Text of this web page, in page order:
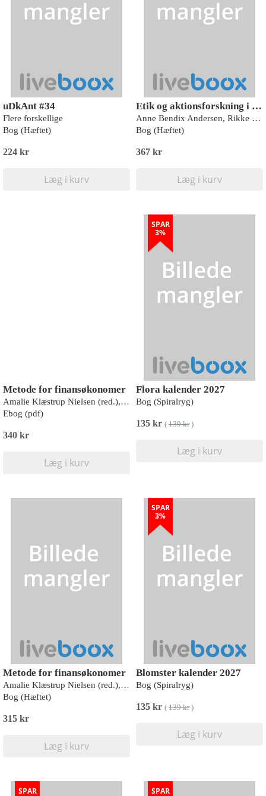
uDkAnt #34
Flere forskellige
Bog (Hæftet)
224 kr
Læg i kurv
Etik og aktionsforskning i sundhedsvæsenet
Anne Bendix Andersen, Rikke Buus Bøje, Nanna Ruengkratok Lang, Aase Marie Ottesen (red.)
Bog (Hæftet)
367 kr
Læg i kurv
Metode for finansøkonomer
Amalie Klæstrup Nielsen (red.), Lars Brian Bach, Søren Møller Jensen, Søren Kreilgaard, Nikolaj Hübertz Mortensen, Søren Lund Norre, Finn Sander
Ebog (pdf)
340 kr
Læg i kurv
SPAR
3%
Flora kalender 2027
Bog (Spiralryg)
135 kr ( 139 kr)
Læg i kurv
Metode for finansøkonomer
Amalie Klæstrup Nielsen (red.), Lars Brian Bach, Søren Møller Jensen, Søren Kreilgaard, Nikolaj Hübertz Mortensen, Søren Lund Norre, Finn Sander
Bog (Hæftet)
315 kr
Læg i kurv
SPAR
3%
Blomster kalender 2027
Bog (Spiralryg)
135 kr ( 139 kr)
Læg i kurv
SPAR
SPAR